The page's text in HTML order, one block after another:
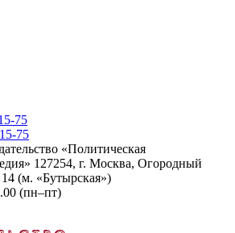
75
75
«Политическая
127254, г. Москва, Огородный
(м. «Бутырская»)
(пн–пт)